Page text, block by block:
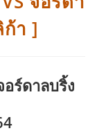
า ]
ร์ดาลบริ้ง